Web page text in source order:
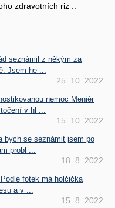
zdravotních riz ..
seznámil z někým za
Jsem he ...
25. 10. 2022
nemoc Meniér
v hl ...
15. 10. 2022
bych se seznámit jsem po
probl ...
18. 8. 2022
fotek má holčička
a v ...
15. 8. 2022